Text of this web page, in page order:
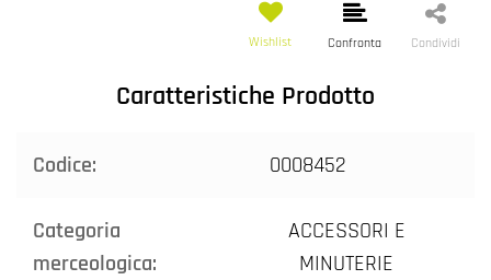
Wishlist Confronta Condividi
Caratteristiche Prodotto
Codice: 0008452
Categoria
merceologica:
ACCESSORI E
MINUTERIE